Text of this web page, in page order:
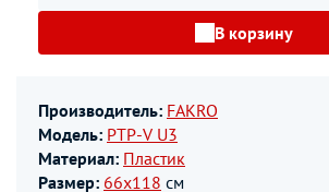
В корзину
Производитель: FAKRO
Модель: PTP-V U3
Материал: Пластик
Размер: 66х118 см